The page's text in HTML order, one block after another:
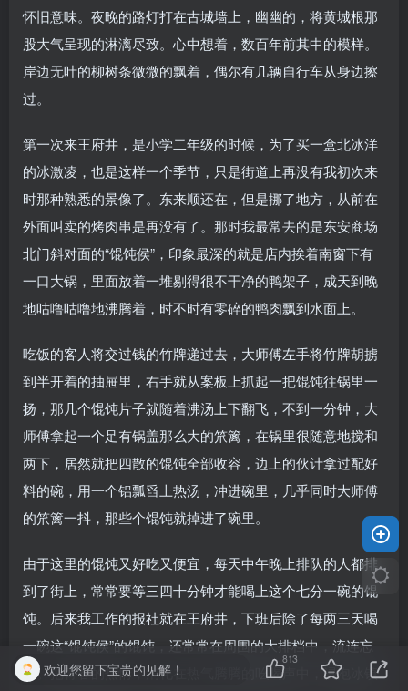
怀旧意味。夜晚的路灯打在古城墙上，幽幽的，将黄城根那
股大气呈现的淋漓尽致。心中想着，数百年前其中的模样。
岸边无叶的柳树条微微的飘着，偶尔有几辆自行车从身边擦
过。
第一次来王府井，是小学二年级的时候，为了买一盒北冰洋
的冰激凌，也是这样一个季节，只是街道上再没有我初次来
时那种熟悉的景像了。东来顺还在，但是挪了地方，从前在
外面叫卖的烤肉串是再没有了。那时我最常去的是东安商场
北门斜对面的“馄饨侯”，印象最深的就是店内挨着南窗下有
一口大锅，里面放着一堆剔得很不干净的鸭架子，成天到晚
地咕噜咕噜地沸腾着，时不时有零碎的鸭肉飘到水面上。
吃饭的客人将交过钱的竹牌递过去，大师傅左手将竹牌胡掳
到半开着的抽屉里，右手就从案板上抓起一把馄饨往锅里一
扬，那几个馄饨片子就随着沸汤上下翻飞，不到一分钟，大
师傅拿起一个足有锅盖那么大的笊篱，在锅里很随意地搅和
两下，居然就把四散的馄饨全部收容，边上的伙计拿过配好
料的碗，用一个铝瓢舀上热汤，冲进碗里，几乎同时大师傅
的笊篱一抖，那些个馄饨就掉进了碗里。
由于这里的馄饨又好吃又便宜，每天中午晚上排队的人都排
到了街上，常常要等三四十分钟才能喝上这个七分一碗的馄
饨。后来我工作的报社就在王府井，下班后除了每两三天喝
一碗这“馄饨侯”的馄饨，还常常在周围的大排档中，流连忘
返。把青春的热情，消化在热气腾腾的吆喝声中，浸泡冰镇
欢迎您留下宝贵的见解！
813